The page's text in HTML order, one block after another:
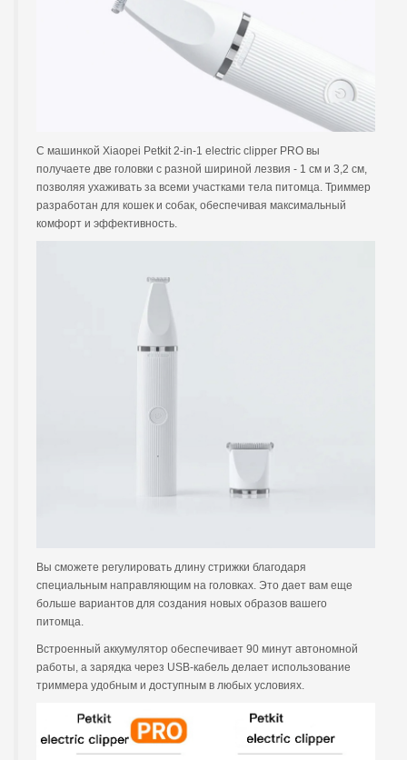
С машинкой Xiaopei Petkit 2-in-1 electric clipper PRO вы
получаете две головки с разной шириной лезвия - 1 см и 3,2 см,
позволяя ухаживать за всеми участками тела питомца. Триммер
разработан для кошек и собак, обеспечивая максимальный
комфорт и эффективность.
Вы сможете регулировать длину стрижки благодаря
специальным направляющим на головках. Это дает вам еще
больше вариантов для создания новых образов вашего
питомца.
Встроенный аккумулятор обеспечивает 90 минут автономной
работы, а зарядка через USB-кабель делает использование
триммера удобным и доступным в любых условиях.